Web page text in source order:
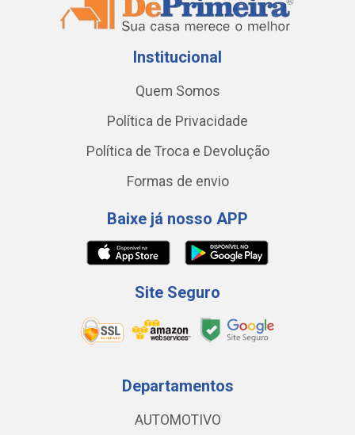
Institucional
Quem Somos
Política de Privacidade
Política de Troca e Devolução
Formas de envio
Baixe já nosso APP
Site Seguro
Departamentos
AUTOMOTIVO